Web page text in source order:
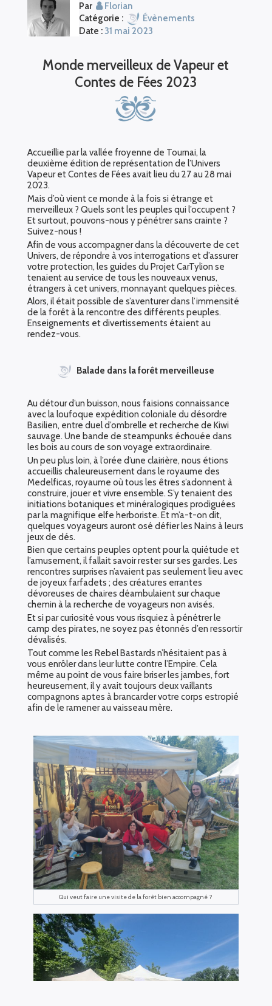
Par
Florian
Catégorie :
Évènements
Date : 31 mai 2023
Monde merveilleux de Vapeur et
Contes de Fées 2023
Accueillie par la vallée froyenne de Tournai, la
deuxième édition de représentation de l’Univers
Vapeur et Contes de Fées avait lieu du 27 au 28 mai
2023.
Mais d’où vient ce monde à la fois si étrange et
merveilleux ? Quels sont les peuples qui l’occupent ?
Et surtout, pouvons-nous y pénétrer sans crainte ?
Suivez-nous !
Afin de vous accompagner dans la découverte de cet
Univers, de répondre à vos interrogations et d’assurer
votre protection, les guides du Projet CarTylion se
tenaient au service de tous les nouveaux venus,
étrangers à cet univers, monnayant quelques pièces.
Alors, il était possible de s’aventurer dans l’immensité
de la forêt à la rencontre des différents peuples.
Enseignements et divertissements étaient au
rendez-vous.
Balade dans la forêt merveilleuse
Au détour d’un buisson, nous faisions connaissance
avec la loufoque expédition coloniale du désordre
Basilien, entre duel d’ombrelle et recherche de Kiwi
sauvage. Une bande de steampunks échouée dans
les bois au cours de son voyage extraordinaire.
Un peu plus loin, à l’orée d’une clairière, nous étions
accueillis chaleureusement dans le royaume des
Medelficas, royaume où tous les êtres s’adonnent à
construire, jouer et vivre ensemble. S’y tenaient des
initiations botaniques et minéralogiques prodiguées
par la magnifique elfe herboriste. Et m’a-t-on dit,
quelques voyageurs auront osé défier les Nains à leurs
jeux de dés.
Bien que certains peuples optent pour la quiétude et
l’amusement, il fallait savoir rester sur ses gardes. Les
rencontres surprises n’avaient pas seulement lieu avec
de joyeux farfadets ; des créatures errantes
dévoreuses de chaires déambulaient sur chaque
chemin à la recherche de voyageurs non avisés.
Et si par curiosité vous vous risquiez à pénétrer le
camp des pirates, ne soyez pas étonnés d’en ressortir
dévalisés.
Tout comme les Rebel Bastards n’hésitaient pas à
vous enrôler dans leur lutte contre l’Empire. Cela
même au point de vous faire briser les jambes, fort
heureusement, il y avait toujours deux vaillants
compagnons aptes à brancarder votre corps estropié
afin de le ramener au vaisseau mère.
Qui veut faire une visite de la forêt bien accompagné ?